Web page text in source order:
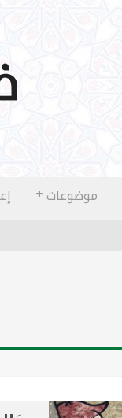
موضوعات